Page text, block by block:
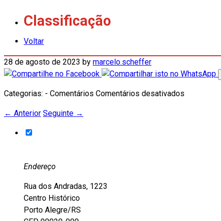
Classificação
Voltar
28 de agosto de 2023 by marcelo.scheffer
Categorias: - Comentários Comentários desativados
← Anterior Seguinte →
Endereço
Rua dos Andradas, 1223
Centro Histórico
Porto Alegre/RS